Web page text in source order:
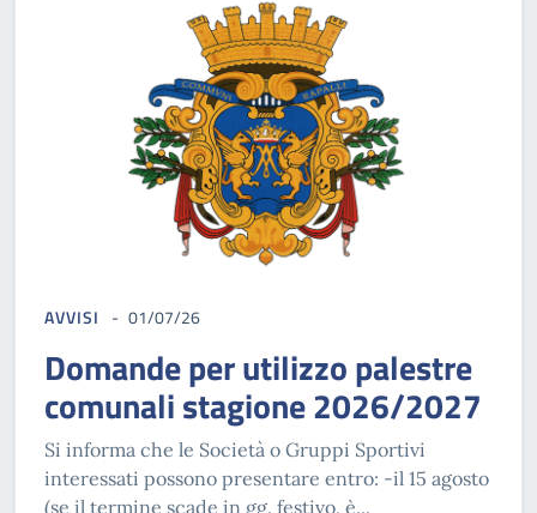
AVVISI 01/07/26
Domande per utilizzo palestre
comunali stagione 2026/2027
Si informa che le Società o Gruppi Sportivi
interessati possono presentare entro: -il 15 agosto
(se il termine scade in gg. festivo, è...